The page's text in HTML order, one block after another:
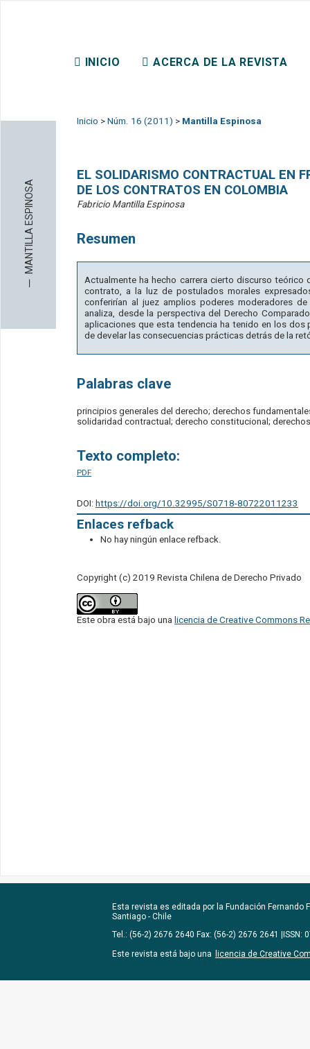
INICIO ACERCA DE LA REVISTA
─
MANTILLA ESPINOSA
Inicio > Núm. 16 (2011) > Mantilla Espinosa
EL SOLIDARISMO CONTRACTUAL EN
DE LOS CONTRATOS EN COLOMBIA
Fabricio Mantilla Espinosa
Resumen
Actualmente ha hecho carrera cierto discurso
contrato, a la luz de postulados morales
conferirían al juez amplios poderes moderadores
analiza, desde la perspectiva del Derecho
aplicaciones que esta tendencia ha tenido en los
de develar las consecuencias prácticas detrás de la
Palabras clave
principios generales del derecho; derechos
solidaridad contractual; derecho constitucional;
Texto completo:
PDF
DOI: https://doi.org/10.32995/S0718-80722011233
Enlaces refback
No hay ningún enlace refback.
Copyright (c) 2019 Revista Chilena de Derecho Privado
Este obra está bajo una licencia de Creative Commons
Esta revista es editada por la Fundación Fernando
Santiago - Chile
Tel.: (56-2) 2676 2640 Fax: (56-2) 2676 2641 |ISSN:
Este revista está bajo una
licencia de Creative